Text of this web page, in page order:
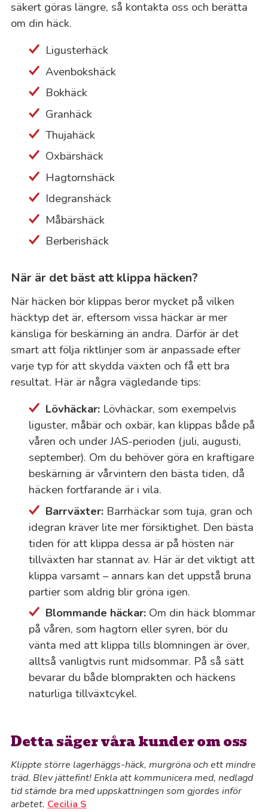
säkert göras längre, så kontakta oss och berätta
om din häck.
Ligusterhäck
Avenbokshäck
Bokhäck
Granhäck
Thujahäck
Oxbärshäck
Hagtornshäck
Idegranshäck
Måbärshäck
Berberishäck
När är det bäst att klippa häcken?
När häcken bör klippas beror mycket på vilken
häcktyp det är, eftersom vissa häckar är mer
känsliga för beskärning än andra. Därför är det
smart att följa riktlinjer som är anpassade efter
varje typ för att skydda växten och få ett bra
resultat. Här är några vägledande tips:
Lövhäckar:Lövhäckar, som exempelvis
liguster, måbär och oxbär, kan klippas både på
våren och under JAS-perioden (juli, augusti,
september). Om du behöver göra en kraftigare
beskärning är vårvintern den bästa tiden, då
häcken fortfarande är i vila.
Barrväxter:Barrhäckar som tuja, gran och
idegran kräver lite mer försiktighet. Den bästa
tiden för att klippa dessa är på hösten när
tillväxten har stannat av. Här är det viktigt att
klippa varsamt – annars kan det uppstå bruna
partier som aldrig blir gröna igen.
Blommande häckar:Om din häck blommar
på våren, som hagtorn eller syren, bör du
vänta med att klippa tills blomningen är över,
alltså vanligtvis runt midsommar. På så sätt
bevarar du både blomprakten och häckens
naturliga tillväxtcykel.
Detta säger våra kunder om oss
Klippte större lagerhäggs-häck, murgröna och ett mindre
träd. Blev jättefint! Enkla att kommunicera med, nedlagd
tid stämde bra med uppskattningen som gjordes inför
arbetet. Cecilia S